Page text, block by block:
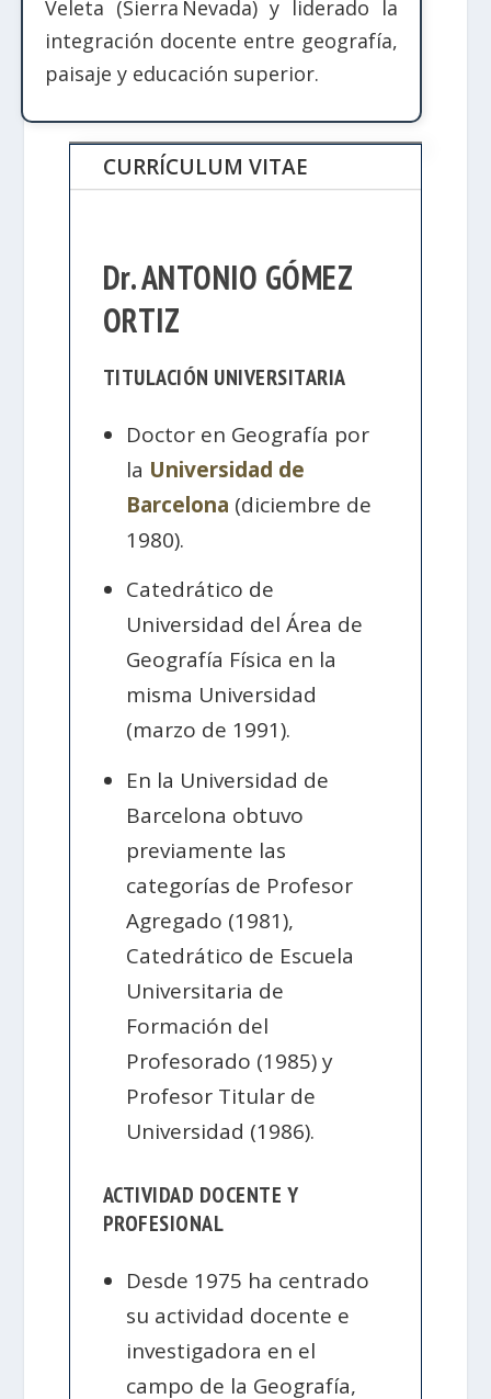
Veleta (Sierra Nevada) y liderado la
integración docente entre geografía,
paisaje y educación superior.
CURRÍCULUM VITAE
Dr. ANTONIO GÓMEZ
ORTIZ
TITULACIÓN UNIVERSITARIA
Doctor en Geografía por
la Universidad de
Barcelona (diciembre de
1980).
Catedrático de
Universidad del Área de
Geografía Física en la
misma Universidad
(marzo de 1991).
En la Universidad de
Barcelona obtuvo
previamente las
categorías de Profesor
Agregado (1981),
Catedrático de Escuela
Universitaria de
Formación del
Profesorado (1985) y
Profesor Titular de
Universidad (1986).
ACTIVIDAD DOCENTE Y
PROFESIONAL
Desde 1975 ha centrado
su actividad docente e
investigadora en el
campo de la Geografía,